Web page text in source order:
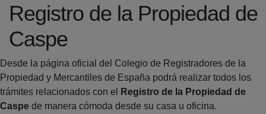
Registro de la Propiedad de
Caspe
Desde la página oficial del Colegio de Registradores de la
Propiedad y Mercantiles de España podrá realizar todos los
trámites relacionados con el
Registro de la Propiedad de
Caspe de manera cómoda desde su casa u oficina.